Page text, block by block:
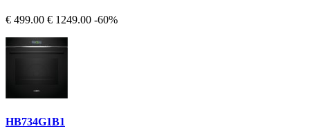
€ 499.00 € 1249.00 -60%
HB734G1B1